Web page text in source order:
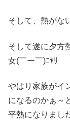
そして、熱がな
そして遂に夕方
女(￣ー￣)ﾆﾔﾘ
やはり家族がイ
になるのかぁ～
平熱になりまし